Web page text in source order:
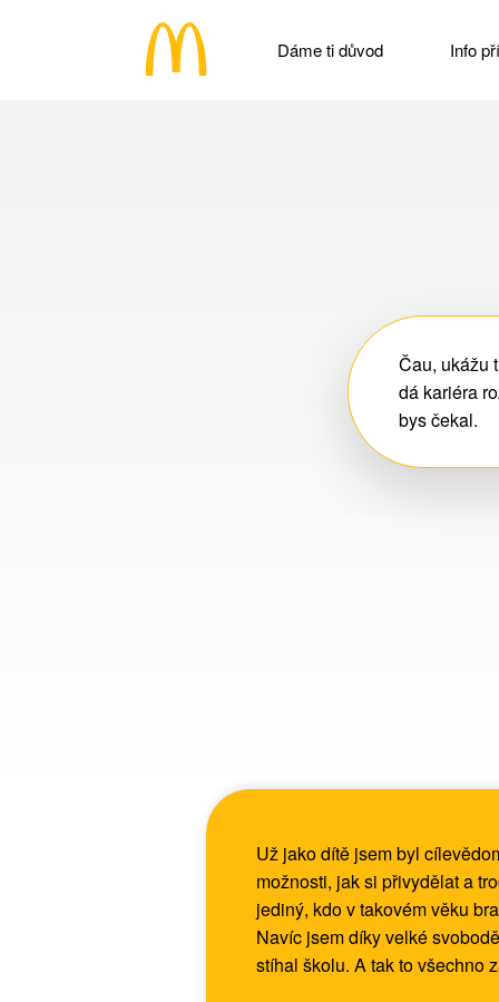
Dáme ti důvod Info
Čau, ukážu
dá kariéra
bys čekal.
Už jako dítě jsem byl
možnosti, jak si přivydělat a
jediný, kdo v takovém věku
Navíc jsem díky velké
stíhal školu. A tak to všechno